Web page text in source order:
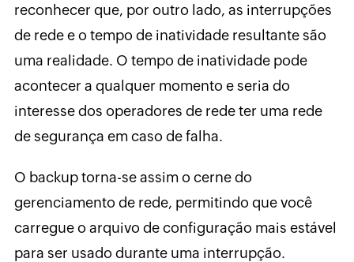
reconhecer que, por outro lado, as interrupções
de rede e o tempo de inatividade resultante são
uma realidade. O tempo de inatividade pode
acontecer a qualquer momento e seria do
interesse dos operadores de rede ter uma rede
de segurança em caso de falha.
O backup torna-se assim o cerne do
gerenciamento de rede, permitindo que você
carregue o arquivo de configuração mais estável
para ser usado durante uma interrupção.